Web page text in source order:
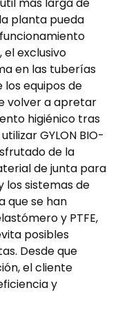
más larga de
planta pueda
el exclusivo
en las tuberías
los equipos de
volver a apretar
higiénico tras
GYLON BIO-
de la
de junta para
los sistemas de
que se han
y PTFE,
posibles
Desde que
el cliente
y